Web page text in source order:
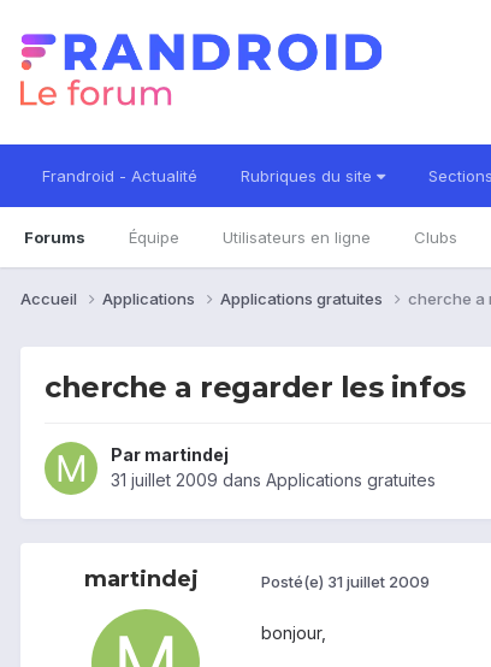
Frandroid - Actualité Rubriques du site
Forums Équipe Utilisateurs en ligne Clubs
Accueil Applications Applications gratuites cherche a
cherche a regarder les infos
Par martindej
31 juillet 2009 dans Applications gratuites
martindej Posté(e) 31 juillet 2009
bonjour,